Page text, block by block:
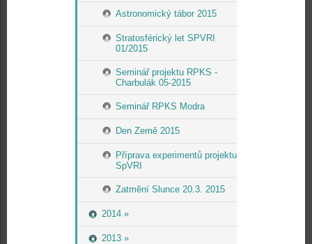
Astronomický tábor 2015
Stratosférický let SPVRI
01/2015
Seminář projektu RPKS -
Charbulák 05-2015
Seminář RPKS Modra
Den Země 2015
Příprava experimentů projektu
SpVRI
Zatmění Slunce 20.3. 2015
2014 »
2013 »